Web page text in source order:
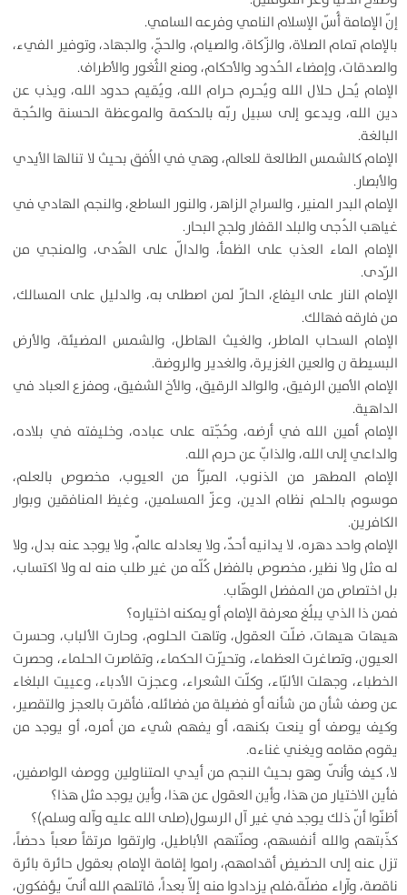
إنّ الإمامة أُسّ الإسلام النامي وفرعه السامي.
بالإمام تمام الصلاة، والزّكاة، والصيام، والحجّ، والجهاد، وتوفير الفيء،
والصدقات، وإمضاء الحُدود والأحكام، ومنع الثُغور والأطراف.
الإمام يُحل حلال الله ويُحرم حرام الله، ويُقيم حدود الله، ويذب عن
دين الله، ويدعو إلى سبيل ربّه بالحكمة والموعظة الحسنة والحُجة
البالغة.
الإمام كالشمس الطالعة للعالم، وهي في الاُفق بحيث لا تنالها الأيدي
والأبصار.
الإمام البدر المنير، والسراج الزاهر، والنور الساطع، والنجم الهادي في
غياهب الدُجى والبلد القفار ولجج البحار.
الإمام الماء العذب على الظمأ، والدالّ على الهُدى، والمنجي من
الرّدى.
الإمام النار على اليفاع، الحارّ لمن اصطلى به، والدليل على المسالك،
من فارقه فهالك.
الإمام السحاب الماطر، والغيث الهاطل، والشمس المضيئة، والأرض
البسيطة ن والعين الغزيرة، والغدير والروضة.
الإمام الأمين الرفيق، والوالد الرقيق، والأخ الشفيق، ومفزع العباد في
الداهية.
الإمام أمين الله في أرضه، وحُجّته على عباده، وخليفته في بلاده،
والداعي إلى الله، والذابّ عن حرم الله.
الإمام المطهر من الذنوب، المبرّأ من العيوب، مخصوص بالعلم،
موسوم بالحلم نظام الدين، وعزّ المسلمين، وغيظ المنافقين وبوار
الكافرين.
الإمام واحد دهره، لا يدانيه أحدٌ، ولا يعادله عالمٌ، ولا يوجد عنه بدل، ولا
له مثل ولا نظير، مخصوص بالفضل كُلّه من غير طلب منه له ولا اكتساب،
بل اختصاص من المفضل الوهّاب.
فمن ذا الذي يبلُغ معرفة الإمام أو يمكنه اختياره؟
هيهات هيهات، ضلّت العقول، وتاهت الحلوم، وحارت الألباب، وحسرت
العيون، وتصاغرت العظماء، وتحيّرت الحكماء، وتقاصرت الحلماء، وحصرت
الخطباء، وجهلت الألبّاء، وكلّت الشعراء، وعجزت الأدباء، وعييت البلغاء
عن وصف شأن من شأنه أو فضيلة من فضائله، فأقرت بالعجز والتقصير،
وكيف يوصف أو ينعت بكنهه، أو يفهم شيء من أمره، أو يوجد من
يقوم مقامه ويغني غناءه.
لا، كيف وأنّى وهو بحيث النجم من أيدي المتناولين ووصف الواصفين،
فأين الاختيار من هذا، وأين العقول عن هذا، وأين يوجد مثل هذا؟
أظنّوا أنّ ذلك يوجد في غير آل الرسول(صلى الله عليه وآله وسلم)؟
كذّبتهم والله أنفسهم، ومنّتهم الأباطيل، وارتقوا مرتقاً صعباً دحضاً،
تزل عنه إلى الحضيض أقدامهم، راموا إقامة الإمام بعقول حائرة بائرة
ناقصة، وآراء مضلّة،فلم يزدادوا منه إلاّ بعداً، قاتلهم الله أنّى يؤفكون،